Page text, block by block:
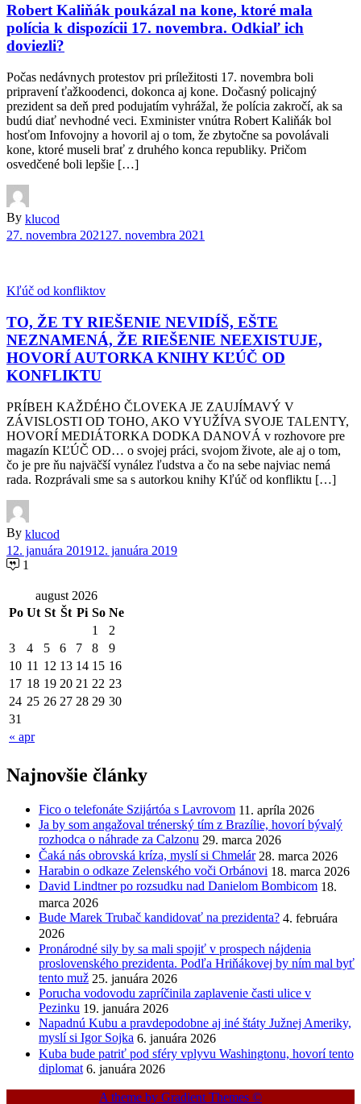
Robert Kaliňák poukázal na kone, ktoré mala
polícia k dispozícii 17. novembra. Odkiaľ ich
doviezli?
Počas nedávnych protestov pri príležitosti 17. novembra boli
pripravení ťažkoodenci, dokonca aj kone. Dočasný policajný
prezident sa deň pred podujatím vyhrážal, že polícia zakročí, ak sa
budú diať nevhodné veci. Exminister vnútra Robert Kaliňák bol
hosťom Infovojny a hovoril aj o tom, že zbytočne sa povolávali
kone, ktoré museli brať z druhého konca republiky. Pričom
osvedčené boli lepšie […]
By klucod
27. novembra 2021 27. novembra 2021
Kľúč od konfliktov
TO, ŽE TY RIEŠENIE NEVIDÍŠ, EŠTE
NEZNAMENÁ, ŽE RIEŠENIE NEEXISTUJE,
HOVORÍ AUTORKA KNIHY KĽÚČ OD
KONFLIKTU
PRÍBEH KAŽDÉHO ČLOVEKA JE ZAUJÍMAVÝ V
ZÁVISLOSTI OD TOHO, AKO VYUŽÍVA SVOJE TALENTY,
HOVORÍ MEDIÁTORKA DODKA DANOVÁ v rozhovore pre
magazín KĽÚČ OD… o svojej práci, svojom živote, ale aj o tom,
čo je pre ňu najväčší vynález ľudstva a čo na sebe najviac nemá
rada. Rozprávali sme sa s autorkou knihy Kľúč od konfliktu […]
By klucod
12. januára 201912. januára 2019
1
august 2026
Po Ut St Št Pi So Ne
« apr
1
2
3
4 5 6 7 8
9
10 11 12 13 14 15 16
17 18 19 20 21 22 23
24 25 26 27 28 29 30
31
Najnovšie články
Fico o telefonáte Szijártóa s Lavrovom 11. apríla 2026
Ja by som angažoval trénerský tím z Brazílie, hovorí bývalý
rozhodca o náhrade za Calzonu 29. marca 2026
Čaká nás obrovská kríza, myslí si Chmelár 28. marca 2026
Harabin o odkaze Zelenského voči Orbánovi 18. marca 2026
David Lindtner po rozsudku nad Danielom Bombicom 18.
marca 2026
Bude Marek Trubač kandidovať na prezidenta? 4. februára
2026
Pronárodné sily by sa mali spojiť v prospech nájdenia
proslovenského prezidenta. Podľa Hriňákovej by ním mal byť
tento muž 25. januára 2026
Porucha vodovodu zapríčinila zaplavenie časti ulice v
Pezinku 19. januára 2026
Napadnú Kubu a pravdepodobne aj iné štáty Južnej Ameriky,
myslí si Igor Sojka 6. januára 2026
Kuba bude patriť pod sféry vplyvu Washingtonu, hovorí tento
diplomat 6. januára 2026
A theme by Gradient Themes ©